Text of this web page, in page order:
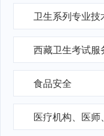
卫生系列专业技
西藏卫生考试服
食品安全
医疗机构、医师